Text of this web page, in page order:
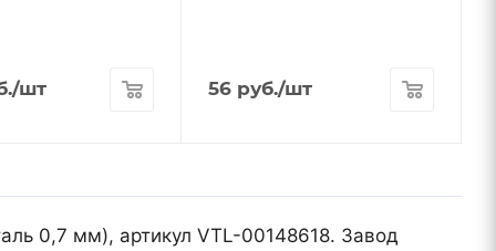
/шт 56 руб./шт
0,7 мм), артикул VTL-00148618. Завод